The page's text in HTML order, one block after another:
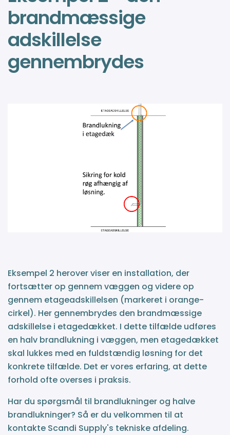
brandmæssige
adskillelse
gennembrydes
Eksempel 2 herover viser en installation, der
fortsætter op gennem væggen og videre op
gennem etageadskillelsen (markeret i orange-
cirkel). Her gennembrydes den brandmæssige
adskillelse i etagedækket. I dette tilfælde udføres
en halv brandlukning i væggen, men etagedækket
skal lukkes med en fuldstændig løsning for det
konkrete tilfælde. Det er vores erfaring, at dette
forhold ofte overses i praksis.
Har du spørgsmål til brandlukninger og halve
brandlukninger? Så er du velkommen til at
kontakte Scandi Supply's tekniske afdeling.